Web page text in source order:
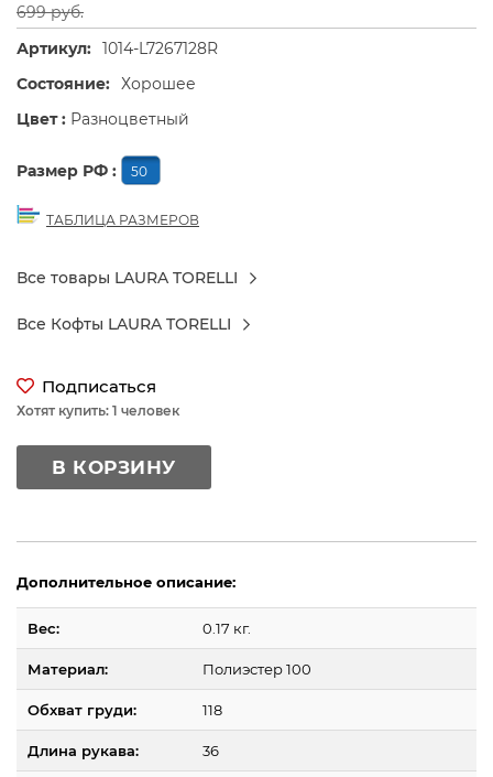
699 руб.
Артикул: 1014-L7267128R
Состояние: Хорошее
Цвет : Разноцветный
Размер РФ : 50
ТАБЛИЦА РАЗМЕРОВ
Все товары LAURA TORELLI
Все Кофты LAURA TORELLI
Подписаться
Хотят купить: 1 человек
В КОРЗИНУ
Дополнительное описание:
Вес: 0.17 кг.
Материал: Полиэстер 100
Обхват груди: 118
Длина рукава: 36